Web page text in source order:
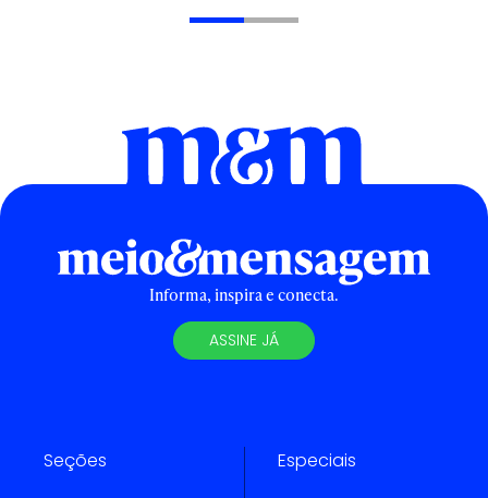
Informa, inspira e conecta.
ASSINE JÁ
Seções Especiais